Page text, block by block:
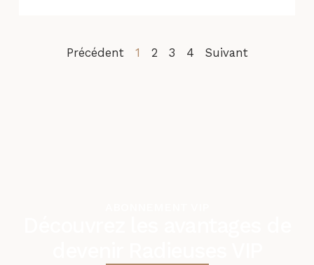
Précédent 1 2 3 4 Suivant